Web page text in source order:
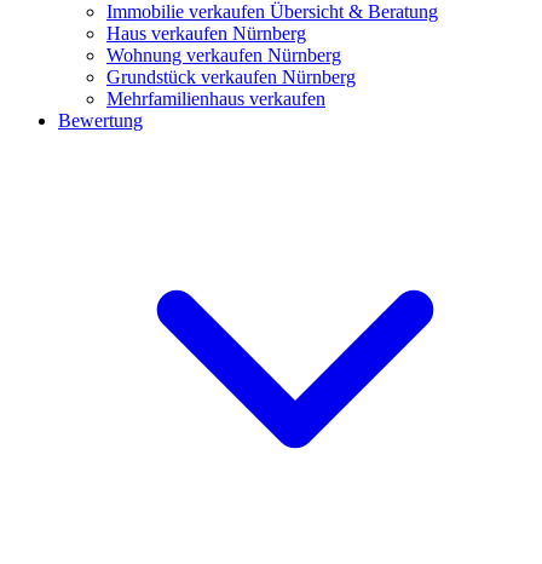
Immobilie verkaufen Übersicht & Beratung
Haus verkaufen Nürnberg
Wohnung verkaufen Nürnberg
Grundstück verkaufen Nürnberg
Mehrfamilienhaus verkaufen
Bewertung